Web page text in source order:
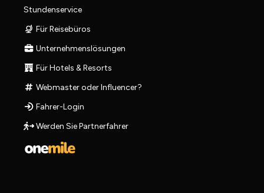
Stundenservice
Für Reisebüros
Unternehmenslösungen
Für Hotels & Resorts
Webmaster oder Influencer?
Fahrer-Login
Werden Sie Partnerfahrer